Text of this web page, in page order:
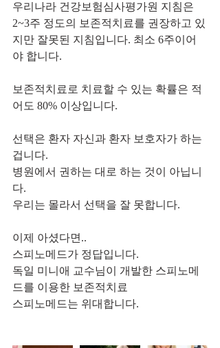
우리나라 건강보험심사평가원 지침은
2~3주 정도의 보존적치료를 권장하고 있
지만 잘못된 지침입니다. 최소 6주이어
야 합니다.
보존적치료로 치료할 수 있는 확률은 적
어도 80% 이상입니다.
선택은 환자 자신과 환자 보호자가 하는
겁니다.
병원에서 권하는 대로 하는 것이 아닙니
다.
우리는 몰라서 선택을 잘 못합니다.
이제 아셨다면..
스피노메드가 정답입니다.
독일 미니애 교수님이 개발한 스피노메
드를 이용한 보존적치료
스피노메드는 위대합니다.